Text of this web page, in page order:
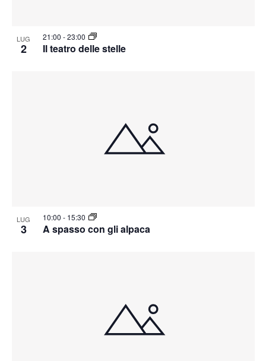
LUG
2 Il teatro delle stelle
21:00 -23:00
LUG
3 A spasso con gli alpaca
10:00 - 15:30